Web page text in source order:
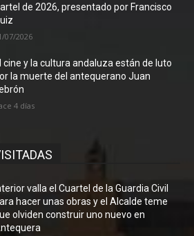
de 2026, presentado por Francisco
07/2026
cine y la cultura andaluza están de luto
la muerte del antequerano Juan
4 días
valla el Cuartel de la Guardia Civil
hacer unas obras y el Alcalde teme
olviden construir uno nuevo en